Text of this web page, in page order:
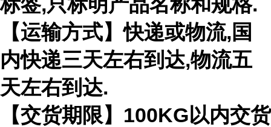
【运输方式】快递或物流,国
内快递三天左右到达,物流五
天左右到达.
【交货期限】100KG以内交货